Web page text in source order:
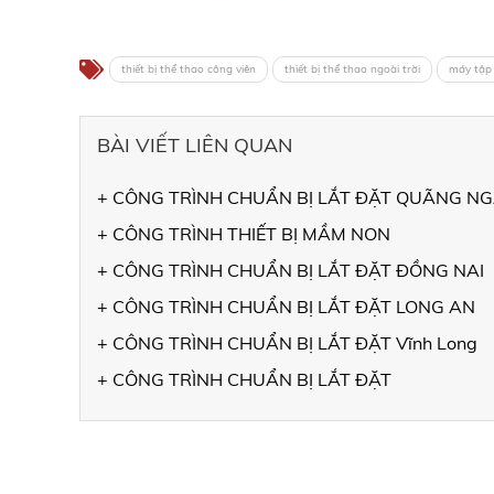
thiết bị thể thao công viên thiết bị thể thao ngoài trời máy tập
BÀI VIẾT LIÊN QUAN
+ CÔNG TRÌNH CHUẨN BỊ LẮT ĐẶT QUÃNG
+ CÔNG TRÌNH THIẾT BỊ MẦM NON
+ CÔNG TRÌNH CHUẨN BỊ LẮT ĐẶT ĐỒNG NAI
+ CÔNG TRÌNH CHUẨN BỊ LẮT ĐẶT LONG AN
+ CÔNG TRÌNH CHUẨN BỊ LẮT ĐẶT Vĩnh Long
+ CÔNG TRÌNH CHUẨN BỊ LẮT ĐẶT